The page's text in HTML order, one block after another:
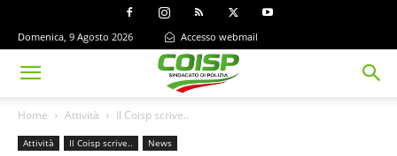
Domenica, 9 Agosto 2026 Accesso webmail
Home Attività Il Coisp scrive..
Attività Il Coisp scrive.. News